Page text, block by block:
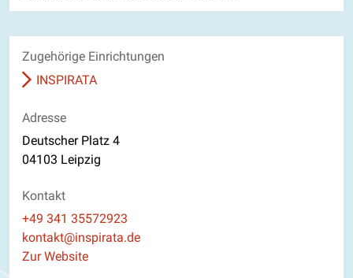
Zugehörige Einrichtungen
INSPIRATA
Adresse
Deutscher Platz 4
04103 Leipzig
Kontakt
Telefon
+49 341 35572923
E-Mail
kontakt@inspirata.de
Website
Zur Website